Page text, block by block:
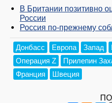
В Британии позитивно
России
Россия по-прежнему
Донбасс Европа Запад
Операция Z
Прилепин
Франция
Швеция